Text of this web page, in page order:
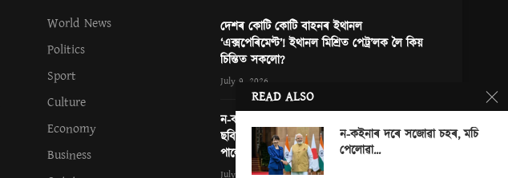
World News
Politics
Sport
Culture
Economy
Business
দেশৰ কোটি কোটি বাহনৰ ইথানল
‘এক্সপেৰিমেণ্ট’! ইথানল মিশ্ৰিত পেট্ৰ’লক লৈ কিয়
চিন্তিত সকলো?
July 9, 2026
ন-কইনাৰ দৰে সজোৱা চহৰ, মচি পেলোৱা এখন
ছবি আৰু নতুন দিল্লীত জাপানৰ প্ৰধানমন্ত্ৰী… কি
পালে ভাৰতে?
July 3, 2026
READ ALSO
ন-কইনাৰ দৰে সজোৱা চহৰ, মচি
পেলোৱা...